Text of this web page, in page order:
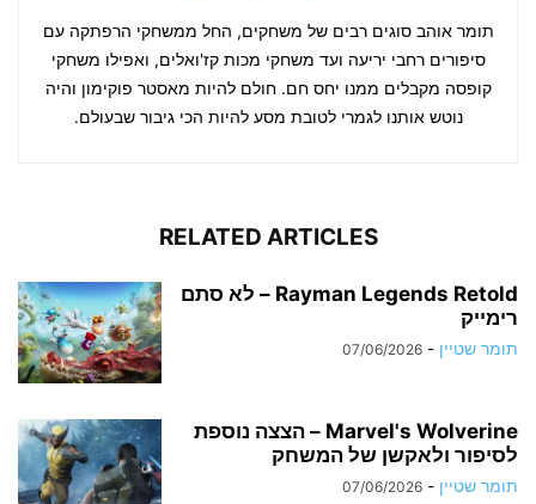
תומר אוהב סוגים רבים של משחקים, החל ממשחקי הרפתקה עם
סיפורים רחבי יריעה ועד משחקי מכות קז'ואלים, ואפילו משחקי
קופסה מקבלים ממנו יחס חם. חולם להיות מאסטר פוקימון והיה
נוטש אותנו לגמרי לטובת מסע להיות הכי גיבור שבעולם.
RELATED ARTICLES
Rayman Legends Retold – לא סתם
רימייק
תומר שטיין -
07/06/2026
Marvel's Wolverine – הצצה נוספת
לסיפור ולאקשן של המשחק
תומר שטיין -
07/06/2026